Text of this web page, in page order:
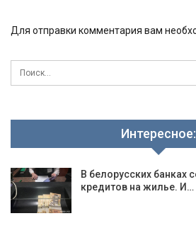
Для отправки комментария вам
Интересное:
В белорусских банках
кредитов на жилье. И…